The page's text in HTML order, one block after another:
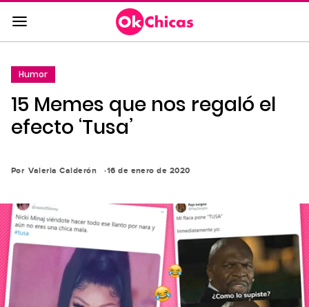
Saltar
al
contenido
la
navegación
Humor
15 Memes que nos regaló el
efecto ‘Tusa’
Por Valeria Calderón 16 de enero de 2020